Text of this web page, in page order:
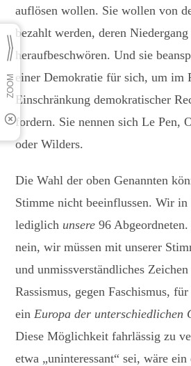
auflösen wollen. Sie wollen von
bezahlt werden, deren Niedergang
heraufbeschwören. Und sie
einer Demokratie für sich, um im
Einschränkung demokratischer
fordern. Sie nennen sich Le Pen,
oder Wilders.
Die Wahl der oben Genannten
Stimme nicht beeinflussen. Wir in
lediglich unsere 96
nein, wir müssen mit unserer
und unmissverständliches Zeichen
Rassismus, gegen Faschismus,
ein Europa der unterschiedlichen
Diese Möglichkeit fahrlässig zu
etwa „uninteressant“ sei, wäre